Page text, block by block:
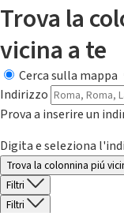
Trova la
vicina a te
Cerca sulla mappa
Indirizzo
Prova a inserire un
Digita e seleziona
Trova la colonnina piú
Filtri
Filtri